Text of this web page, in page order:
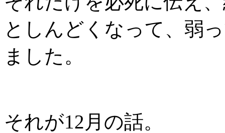
としんどくなって、弱
ました。
それが12月の話。